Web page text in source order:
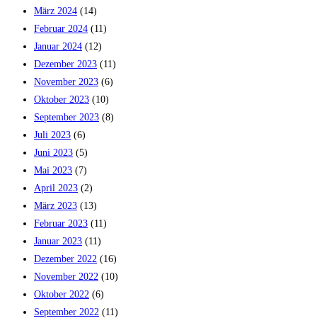
März 2024 (14)
Februar 2024 (11)
Januar 2024 (12)
Dezember 2023 (11)
November 2023 (6)
Oktober 2023 (10)
September 2023 (8)
Juli 2023 (6)
Juni 2023 (5)
Mai 2023 (7)
April 2023 (2)
März 2023 (13)
Februar 2023 (11)
Januar 2023 (11)
Dezember 2022 (16)
November 2022 (10)
Oktober 2022 (6)
September 2022 (11)